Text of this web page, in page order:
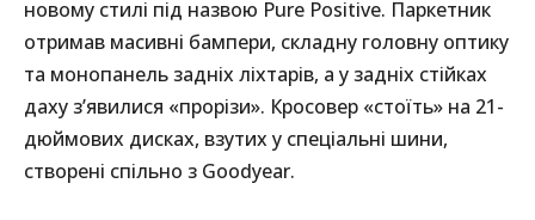
новому стилі під назвою Pure Positive. Паркетник
отримав масивні бампери, складну головну оптику
та монопанель задніх ліхтарів, а у задніх стійках
даху з’явилися «прорізи». Кросовер «стоїть» на 21-
дюймових дисках, взутих у спеціальні шини,
створені спільно з Goodyear.